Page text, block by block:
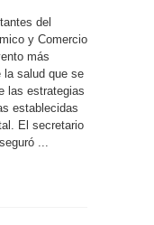
Persigue
el
DDEC
atraer
inversión
de
industria
la
salud
alemana
del
y Comercio
más
la salud que se
las estrategias
establecidas
El secretario
...